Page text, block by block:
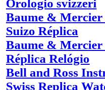
Orologio svizzeri
Baume &
Suizo Réplica
Baume &
Réplica Relógio
Bell and Ross
Swiss Replica